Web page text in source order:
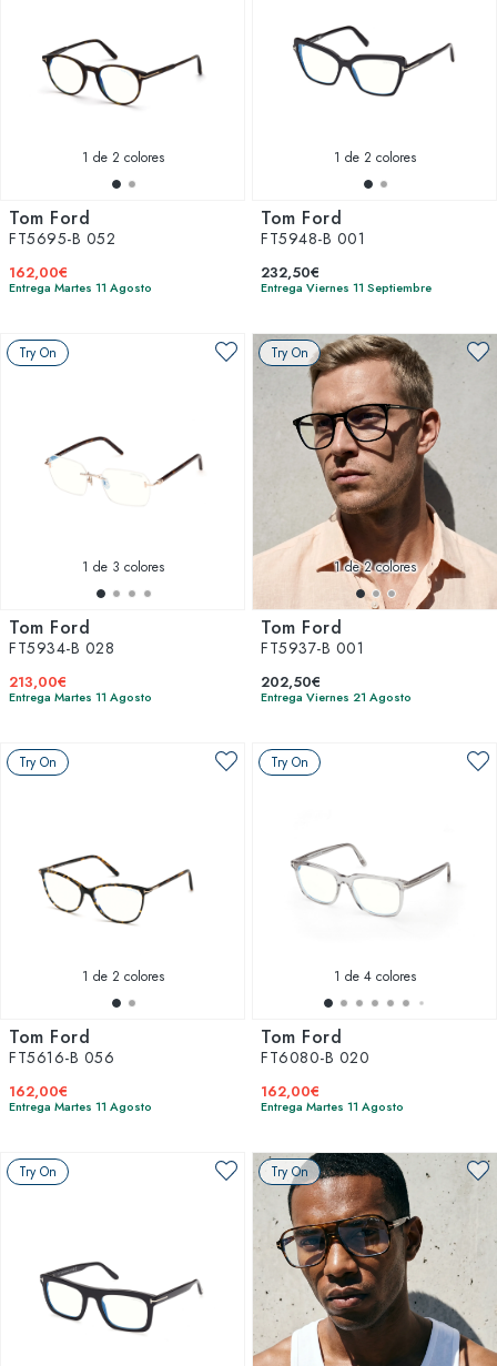
1 de 2 colores
Tom Ford
FT5695-B 052
162,00€
Entrega Martes 11 Agosto
1 de 2 colores
Tom Ford
FT5948-B 001
232,50€
Entrega Viernes 11 Septiembre
Try On
1 de 3 colores
Tom Ford
FT5934-B 028
213,00€
Entrega Martes 11 Agosto
Try On
1de 2 colores
Tom Ford
FT5937-B 001
202,50€
Entrega Viernes 21 Agosto
Try On
1 de 2 colores
Tom Ford
FT5616-B 056
162,00€
Entrega Martes 11 Agosto
Try On
1 de 4 colores
Tom Ford
FT6080-B 020
162,00€
Entrega Martes 11 Agosto
Try On Try On